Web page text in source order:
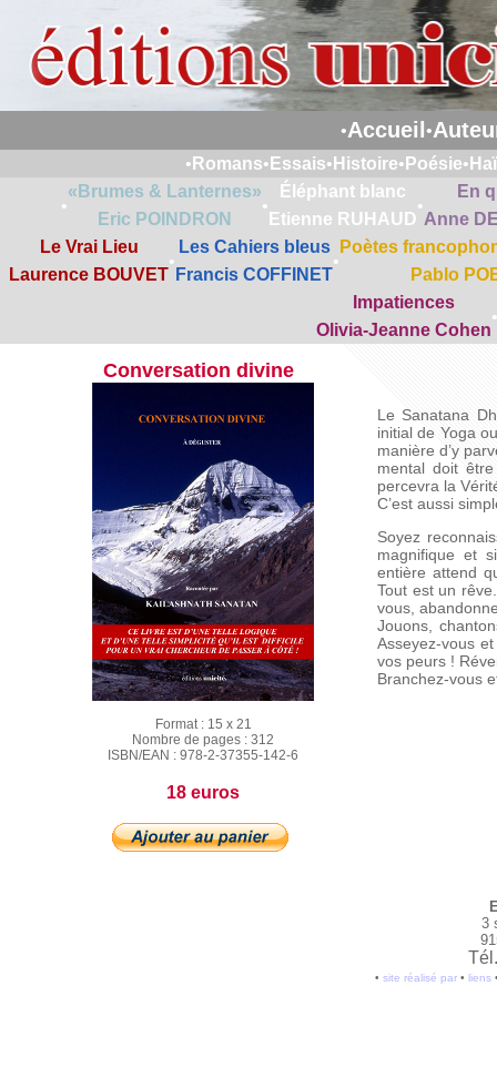
•Accueil •
• Romans• Essais• Histoire• Poésie•
•
«Brumes & Lanternes»
Eric POINDRON
•
Éléphant blanc
Etienne RUHAUD
•
En
Anne
Le Vrai Lieu
Laurence BOUVET
•
Les Cahiers bleus
Francis COFFINET
•
Poètes
Pablo
Impatiences
Olivia-Jeanne Cohen
•
Conversation divine
Format : 15 x 21
Nombre de pages : 312
ISBN/EAN : 978-2-37355-142-6
18 euros
Le Sanatana
initial de Yoga
manière d’y
mental doit
percevra la
C’est aussi
Soyez
magnifique et
entière attend
Tout est un
vous,
Jouons,
Asseyez-vous
vos peurs !
Branchez-vous
3
• site réalisé par• liens